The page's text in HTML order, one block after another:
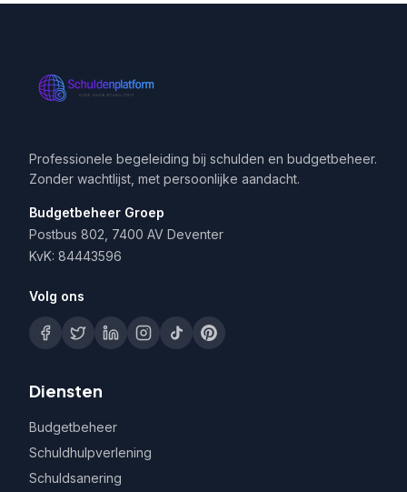
Professionele begeleiding bij schulden en budgetbeheer.
Zonder wachtlijst, met persoonlijke aandacht.
Budgetbeheer Groep
Postbus 802, 7400 AV Deventer
KvK: 84443596
Volg ons
Diensten
Budgetbeheer
Schuldhulpverlening
Schuldsanering